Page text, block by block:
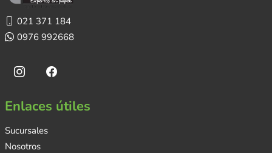
021 371 184
0976 992668
Enlaces útiles
Sucursales
Nosotros